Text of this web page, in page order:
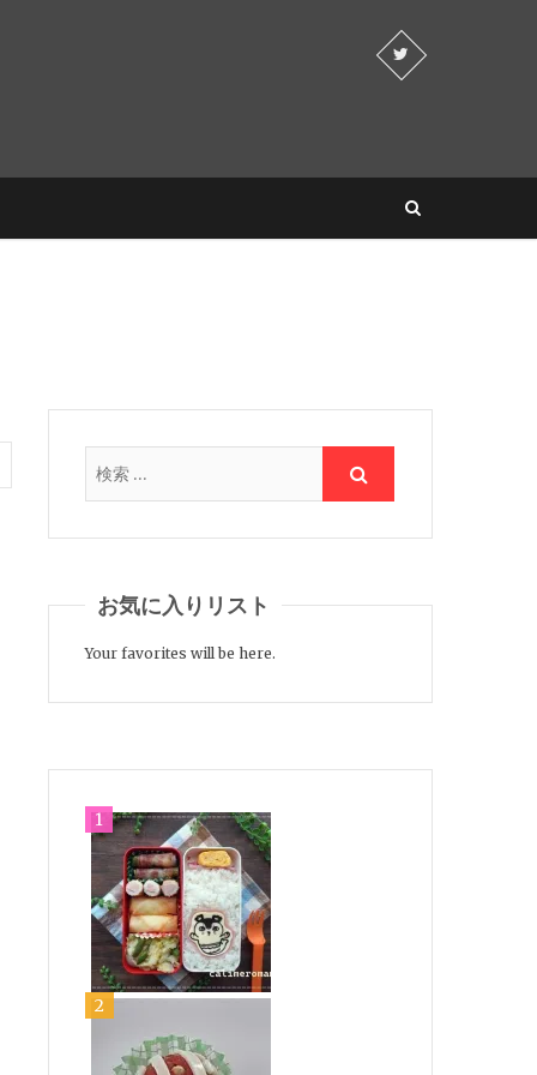
お気に入りリスト
Your favorites will be here.